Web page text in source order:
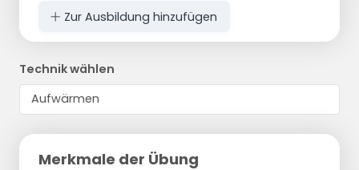
Zur Ausbildung hinzufügen
Technik wählen
Merkmale der Übung